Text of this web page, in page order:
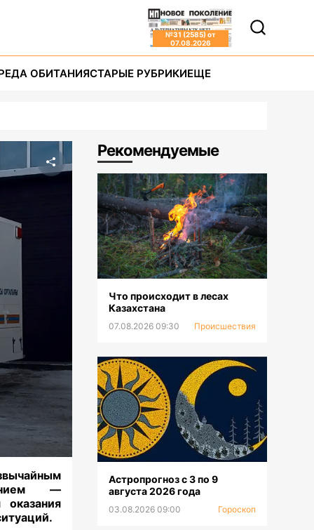
№31 (2585) от
07.08.2026
ОБИТАНИЯСТАРЫЕ РУБРИКИЕЩЕ
—
Рекомендуемые
Что происходит в лесах
Казахстана
07.08.2026 09:30 Происшествия
Астропрогноз с 3 по 9
августа 2026 года
03.08.2026 09:00 Гороскоп